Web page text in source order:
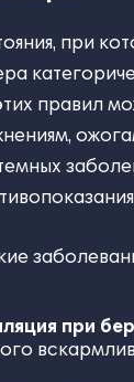
при
правил
при